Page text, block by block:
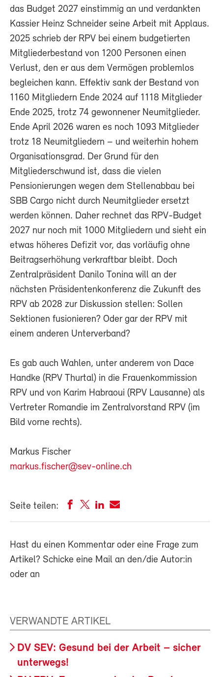
das Budget 2027 einstimmig an und verdankten
Kassier Heinz Schneider seine Arbeit mit Applaus.
2025 schrieb der RPV bei einem budgetierten
Mitgliederbestand von 1200 Personen einen
Verlust, den er aus dem Vermögen problemlos
begleichen kann. Effektiv sank der Bestand von
1160 Mitgliedern Ende 2024 auf 1118 Mitglieder
Ende 2025, trotz 74 gewonnener Neumitglieder.
Ende April 2026 waren es noch 1093 Mitglieder
trotz 18 Neumitgliedern – und weiterhin hohem
Organisationsgrad. Der Grund für den
Mitgliederschwund ist, dass die vielen
Pensionierungen wegen dem Stellenabbau bei
SBB Cargo nicht durch Neumitglieder ersetzt
werden können. Daher rechnet das RPV-Budget
2027 nur noch mit 1000 Mitgliedern und sieht ein
etwas höheres Defizit vor, das vorläufig ohne
Beitragserhöhung verkraftbar bleibt. Doch
Zentralpräsident Danilo Tonina will an der
nächsten Präsidentenkonferenz die Zukunft des
RPV ab 2028 zur Diskussion stellen: Sollen
Sektionen fusionieren? Oder gar der RPV mit
einem anderen Unterverband?
Es gab auch Wahlen, unter anderem von Dace
Handke (RPV Thurtal) in die Frauenkommission
RPV und von Karim Habraoui (RPV Lausanne) als
Vertreter Romandie im Zentralvorstand RPV (im
Bild vorne rechts).
Markus Fischer
markus.fischer@sev-online.ch
Seite teilen:
Hast du einen Kommentar oder eine Frage zum
Artikel? Schicke eine Mail an den/die Autor:in
oder an
VERWANDTE ARTIKEL
DV SEV: Gesund bei der Arbeit – sicher
unterwegs!